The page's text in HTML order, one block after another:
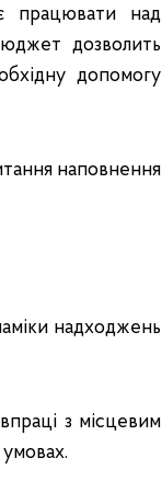
працювати над
дозволить
допомогу
наповнення
надходжень
з місцевим